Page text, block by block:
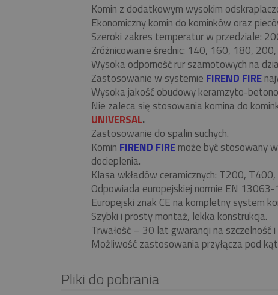
Komin z dodatkowym wysokim
Ekonomiczny komin do kominków oraz
Szeroki zakres temperatur w przedziale:
Zróżnicowanie średnic: 140, 160, 180,
Wysoka odporność rur szamotowych na
Zastosowanie w systemie FIREND FIRE
Wysoka jakość obudowy keramzyto-
Nie zaleca się stosowania komina do
UNIVERSAL.
Zastosowanie do spalin suchych.
Komin FIREND FIREmoże być stosowany
docieplenia.
Klasa wkładów ceramicznych: T200,
Odpowiada europejskiej normie EN 13063-
Europejski znak CE na kompletny system
Szybki i prosty montaż, lekka konstrukcja.
Trwałość – 30 lat gwarancji na szczelność
Możliwość zastosowania przyłącza pod
Pliki do pobrania